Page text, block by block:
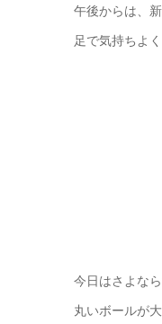
午後からは、
足で気持ちよ
今日はさよな
丸いボールが